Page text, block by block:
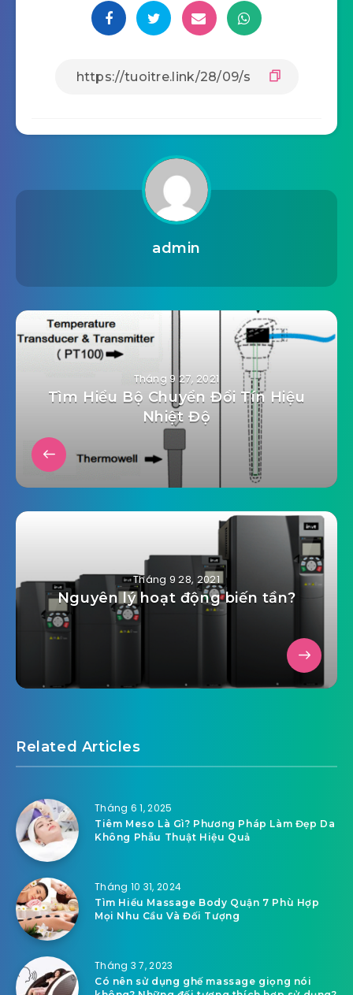
admin
Tháng 9 27, 2021
Tìm Hiểu Bộ Chuyển Đổi Tín Hiệu
Nhiệt Độ
Tháng 9 28, 2021
Nguyên lý hoạt động biến tần?
Related Articles
Tháng 6 1, 2025
Tiêm Meso Là Gì? Phương Pháp Làm Đẹp Da
Không Phẫu Thuật Hiệu Quả
Tháng 10 31, 2024
Tìm Hiểu Massage Body Quận 7 Phù Hợp
Mọi Nhu Cầu Và Đối Tượng
Tháng 3 7, 2023
Có nên sử dụng ghế massage giọng nói